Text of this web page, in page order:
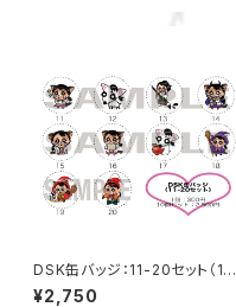
DSK缶バッジ：11-20セット（10
種類）
¥2,750